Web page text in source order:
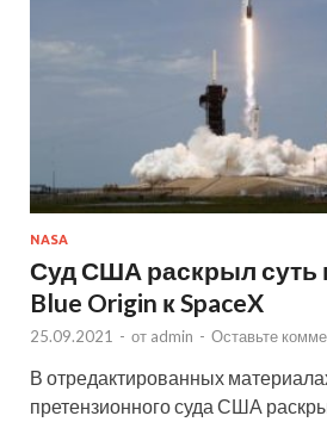
NASA
Суд США раскрыл суть
Blue Origin к SpaceX
25.09.2021 - от admin - Оставьте
В отредактированных
претензионного суда США